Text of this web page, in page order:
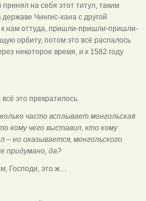
на себя этот титул, таким
Чингис-хана с другой
нам оттуда, пришли-пришли-пришли-
орбиту, потом это всё распалось
некоторое время, и к 1582 году
это прекратилось.
часто всплывает монгольская
кому чего выставил, кто кому
– но оказывается, монгольского
придумано, да?
Господи, это ж…